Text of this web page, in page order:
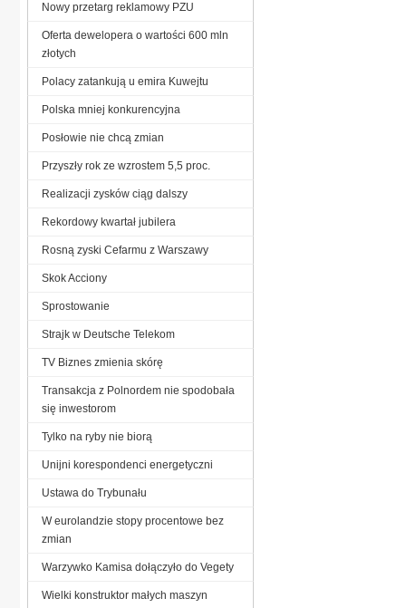
Nowy przetarg reklamowy PZU
Oferta dewelopera o wartości 600 mln
złotych
Polacy zatankują u emira Kuwejtu
Polska mniej konkurencyjna
Posłowie nie chcą zmian
Przyszły rok ze wzrostem 5,5 proc.
Realizacji zysków ciąg dalszy
Rekordowy kwartał jubilera
Rosną zyski Cefarmu z Warszawy
Skok Acciony
Sprostowanie
Strajk w Deutsche Telekom
TV Biznes zmienia skórę
Transakcja z Polnordem nie spodobała
się inwestorom
Tylko na ryby nie biorą
Unijni korespondenci energetyczni
Ustawa do Trybunału
W eurolandzie stopy procentowe bez
zmian
Warzywko Kamisa dołączyło do Vegety
Wielki konstruktor małych maszyn